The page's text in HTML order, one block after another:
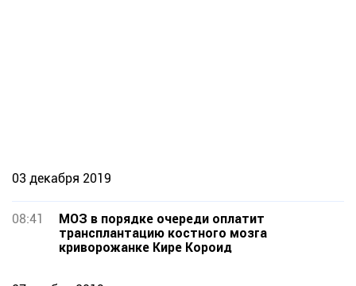
03 декабря 2019
08:41
МОЗ в порядке очереди оплатит
трансплантацию костного мозга
криворожанке Кире Короид